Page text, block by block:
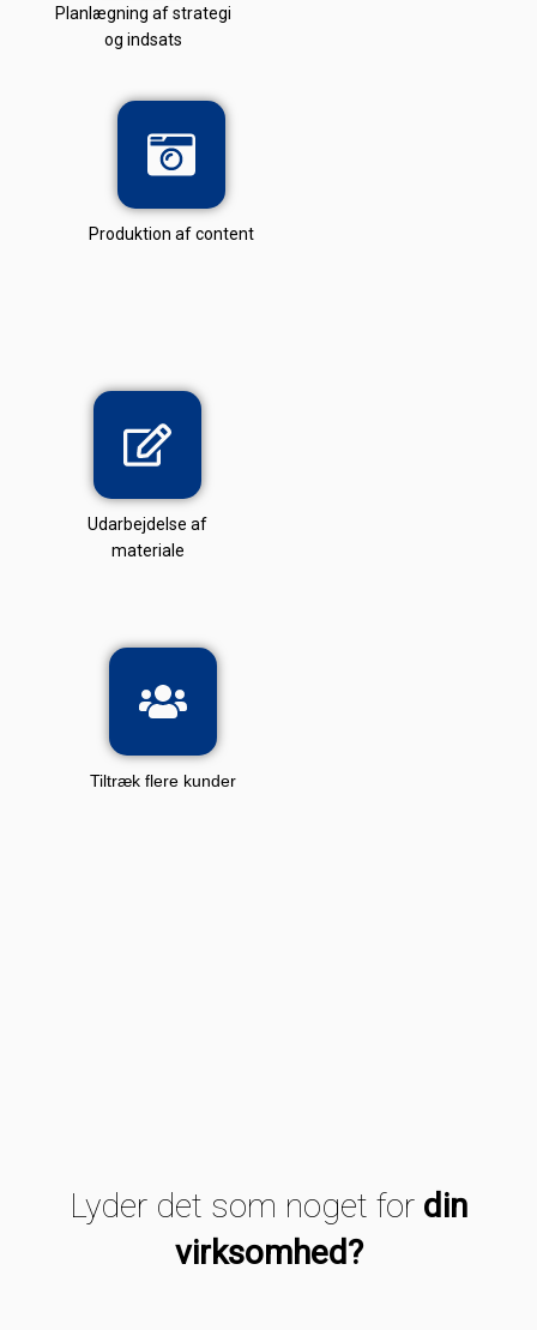
Planlægning af strategi
og indsats
Produktion af content
Udarbejdelse af
materiale
Tiltræk flere kunder
Lyder det som noget for din
virksomhed?